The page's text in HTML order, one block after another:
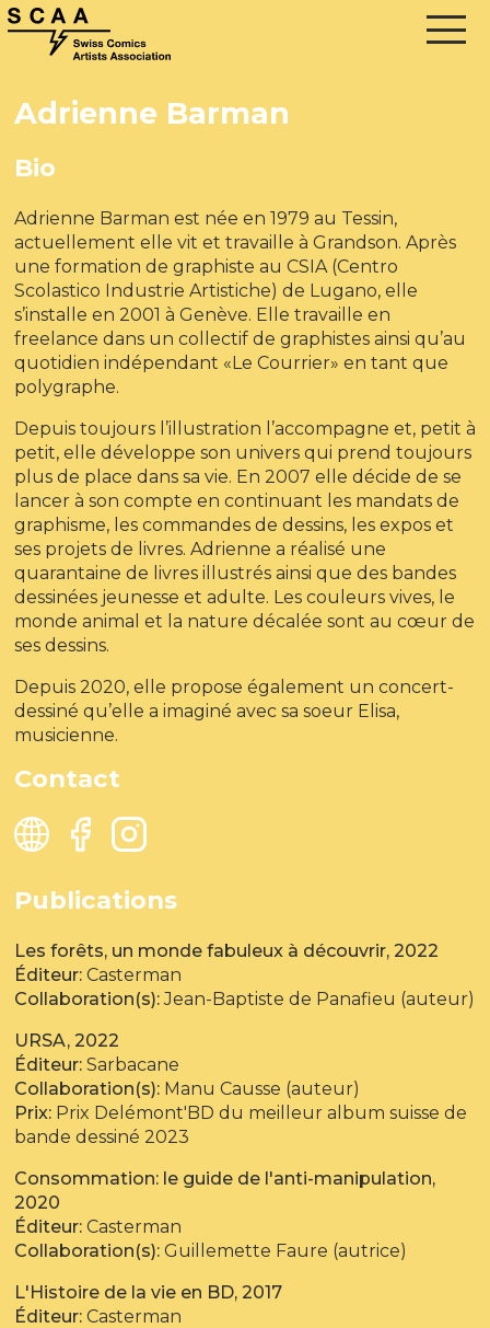
Adrienne Barman
Bio
Adrienne Barman est née en 1979 au Tessin,
actuellement elle vit et travaille à Grandson. Après
une formation de graphiste au CSIA (Centro
Scolastico Industrie Artistiche) de Lugano, elle
s’installe en 2001 à Genève. Elle travaille en
freelance dans un collectif de graphistes ainsi qu’au
quotidien indépendant «Le Courrier» en tant que
polygraphe.
Depuis toujours l’illustration l’accompagne et, petit à
petit, elle développe son univers qui prend toujours
plus de place dans sa vie. En 2007 elle décide de se
lancer à son compte en continuant les mandats de
graphisme, les commandes de dessins, les expos et
ses projets de livres. Adrienne a réalisé une
quarantaine de livres illustrés ainsi que des bandes
dessinées jeunesse et adulte. Les couleurs vives, le
monde animal et la nature décalée sont au cœur de
ses dessins.
Depuis 2020, elle propose également un concert-
dessiné qu’elle a imaginé avec sa soeur Elisa,
musicienne.
Contact
Publications
Les forêts, un monde fabuleux à découvrir, 2022
Éditeur: Casterman
Collaboration(s):Jean-Baptiste de Panafieu (auteur)
URSA, 2022
Éditeur: Sarbacane
Collaboration(s): Manu Causse (auteur)
Prix: Prix Delémont'BD du meilleur album suisse de
bande dessiné 2023
Consommation: le guide de l'anti-manipulation,
2020
Éditeur: Casterman
Collaboration(s): Guillemette Faure (autrice)
L'Histoire de la vie en BD, 2017
Éditeur: Casterman